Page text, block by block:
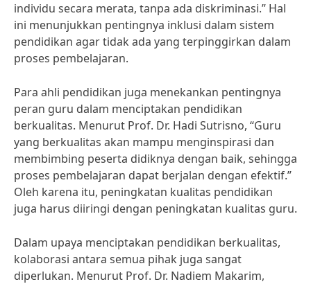
individu secara merata, tanpa ada diskriminasi.” Hal
ini menunjukkan pentingnya inklusi dalam sistem
pendidikan agar tidak ada yang terpinggirkan dalam
proses pembelajaran.
Para ahli pendidikan juga menekankan pentingnya
peran guru dalam menciptakan pendidikan
berkualitas. Menurut Prof. Dr. Hadi Sutrisno, “Guru
yang berkualitas akan mampu menginspirasi dan
membimbing peserta didiknya dengan baik, sehingga
proses pembelajaran dapat berjalan dengan efektif.”
Oleh karena itu, peningkatan kualitas pendidikan
juga harus diiringi dengan peningkatan kualitas guru.
Dalam upaya menciptakan pendidikan berkualitas,
kolaborasi antara semua pihak juga sangat
diperlukan. Menurut Prof. Dr. Nadiem Makarim,